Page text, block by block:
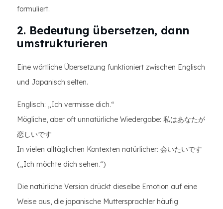
formuliert.
2. Bedeutung übersetzen, dann
umstrukturieren
Eine wörtliche Übersetzung funktioniert zwischen Englisch
und Japanisch selten.
Englisch: „Ich vermisse dich.“
Mögliche, aber oft unnatürliche Wiedergabe: 私はあなたが
恋しいです
In vielen alltäglichen Kontexten natürlicher: 会いたいです
(„Ich möchte dich sehen.“)
Die natürliche Version drückt dieselbe Emotion auf eine
Weise aus, die japanische Muttersprachler häufig